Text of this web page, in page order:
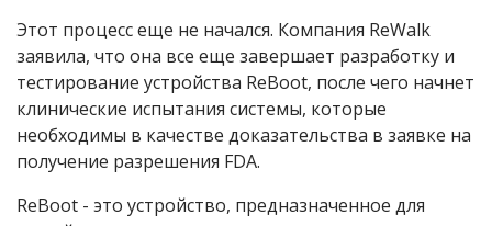
Этот процесс еще не начался. Компания ReWalk
заявила, что она все еще завершает разработку и
тестирование устройства ReBoot, после чего начнет
клинические испытания системы, которые
необходимы в качестве доказательства в заявке на
получение разрешения FDA.
ReBoot - это устройство, предназначенное для